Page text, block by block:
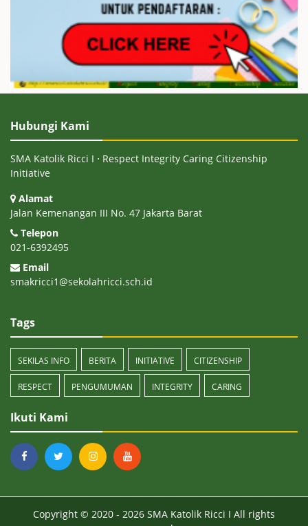
Hubungi Kami
SMA Katolik Ricci I ⋅ Respect Integrity Caring Citizenship
Initiative
Alamat
Jalan Kemenangan III No. 47 Jakarta Barat
Telepon
021-6392495
Email
smakricci1@sekolahricci.sch.id
Tags
SEKILAS INFO BERITA INITIATIVE CITIZENSHIP
RESPECT PENGUMUMAN INTEGRITY CARING
Ikuti Kami
Copyright © 2020 - 2026 SMA Katolik Ricci I All rights